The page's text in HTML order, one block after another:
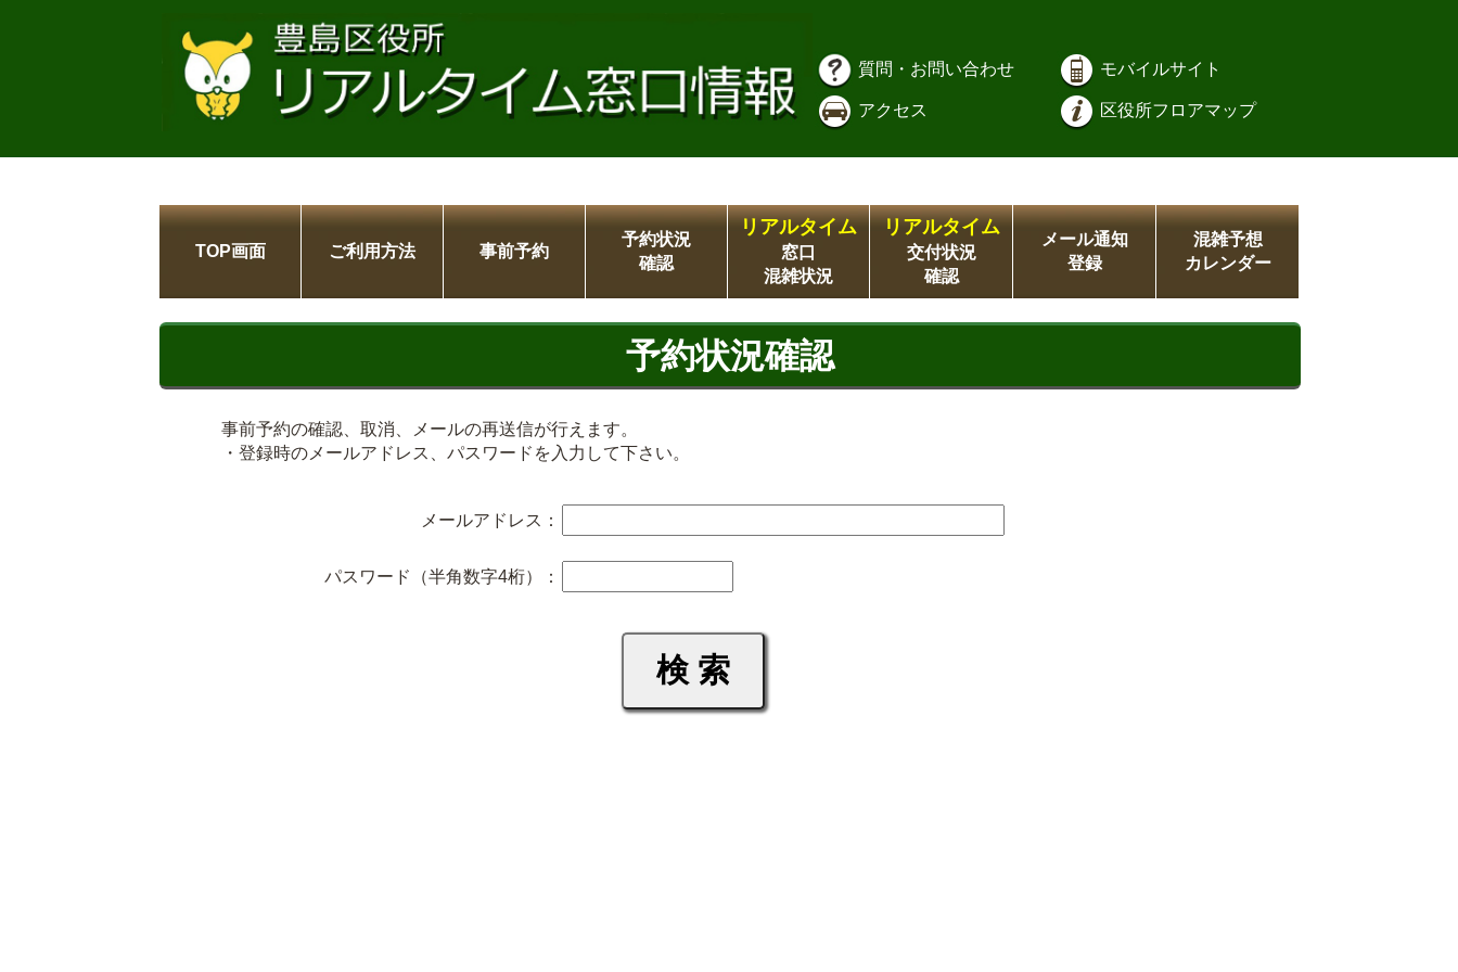
質問・お問い合わせ モバイルサイト
アクセス 区役所フロアマップ
TOP画面 ご利用方法 事前予約
予約状況
確認
リアルタイム
窓口
混雑状況
リアルタイム
交付状況
確認
メール通知
登録
混雑予想
カレンダー
予約状況確認
事前予約の確認、取消、メールの再送信が行えます。
・登録時のメールアドレス、パスワードを入力して下さい。
メールアドレス：
パスワード（半角数字4桁）：